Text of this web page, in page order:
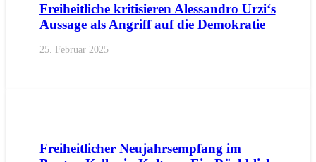
Freiheitliche kritisieren Alessandro Urzi‘s
Aussage als Angriff auf die Demokratie
25. Februar 2025
Freiheitlicher Neujahrsempfang im